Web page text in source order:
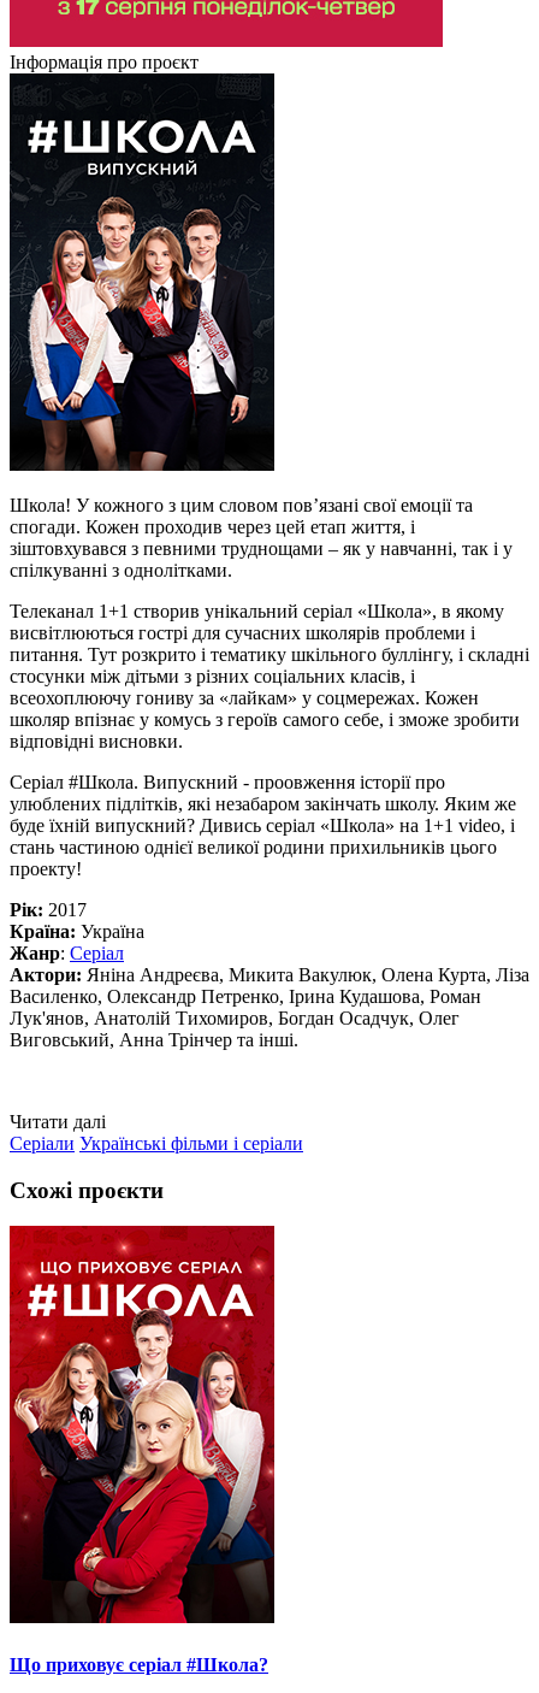
Інформація про проєкт
Школа! У кожного з цим словом пов’язані свої емоції та
спогади. Кожен проходив через цей етап життя, і
зіштовхувався з певними труднощами – як у навчанні, так і у
спілкуванні з однолітками.
Телеканал 1+1 створив унікальний серіал «Школа», в якому
висвітлюються гострі для сучасних школярів проблеми і
питання. Тут розкрито і тематику шкільного буллінгу, і складні
стосунки між дітьми з різних соціальних класів, і
всеохоплюючу гониву за «лайкам» у соцмережах. Кожен
школяр впізнає у комусь з героїв самого себе, і зможе зробити
відповідні висновки.
Серіал #Школа. Випускний - проовження історії про
улюблених підлітків, які незабаром закінчать школу. Яким же
буде їхній випускний? Дивись серіал «Школа» на 1+1 video, і
стань частиною однієї великої родини прихильників цього
проекту!
Рік: 2017
Країна: Україна
Жанр: Серіал
Актори: Яніна Андреєва, Микита Вакулюк, Олена Курта, Ліза
Василенко, Олександр Петренко, Ірина Кудашова, Роман
Лук'янов, Анатолій Тихомиров, Богдан Осадчук, Олег
Виговський, Анна Трінчер та інші.
Читати далі
Серіали Українські фільми і серіали
Схожі проєкти
Що приховує серіал #Школа?